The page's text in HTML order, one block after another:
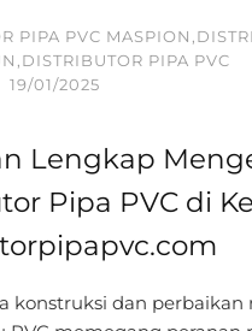
PIPA PVC
PIPA PVC
19/01/2025
Lengkap
Pipa PVC di
konstruksi dan perbaikan